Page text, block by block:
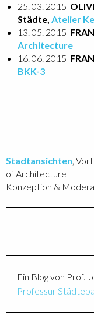
25. 03. 2015
Städte, Atelier
13. 05. 2015
Architecture
16. 06. 2015
BKK-3
Stadtansichten,
of Architecture
Konzeption &
Ein Blog von Prof.
Professur